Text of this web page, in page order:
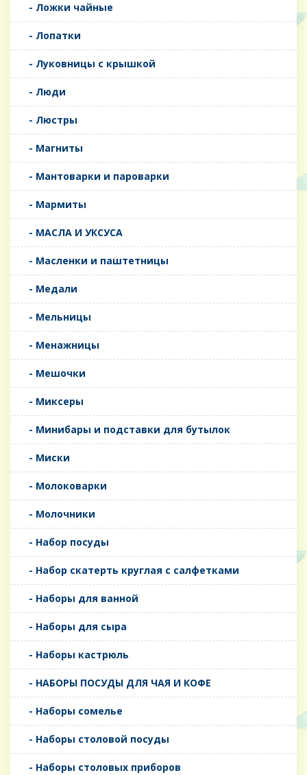
- Ложки чайные
- Лопатки
- Луковницы с крышкой
- Люди
- Люстры
- Магниты
- Мантоварки и пароварки
- Мармиты
- МАСЛА И УКСУСА
- Масленки и паштетницы
- Медали
- Мельницы
- Менажницы
- Мешочки
- Миксеры
- Минибары и подставки для бутылок
- Миски
- Молоковарки
- Молочники
- Набор посуды
- Набор скатерть круглая с салфетками
- Наборы для ванной
- Наборы для сыра
- Наборы кастрюль
- НАБОРЫ ПОСУДЫ ДЛЯ ЧАЯ И КОФЕ
- Наборы сомелье
- Наборы столовой посуды
- Наборы столовых приборов